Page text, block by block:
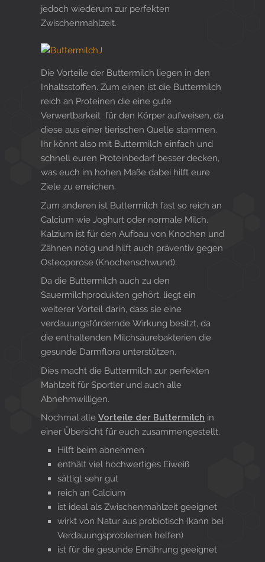
jedoch wiederum zur perfekten
Zwischenmahlzeit.
Die Vorteile der Buttermilch liegen in den
Inhaltsstoffen. Zum einen ist die Buttermilch
reich an Proteinen die eine gute
Verwertbarkeit für den Körper aufweisen, da
diese aus einer tierischen Quelle stammen.
Ihr könnt also mit Buttermilch einfach und
schnell euren Proteinbedarf besser decken,
was euch im hohen Maße dabei hilft eure
Ziele zu erreichen.
Zum anderen ist Buttermilch fast so reich an
Calcium wie Joghurt oder normale Milch.
Kalzium ist für den Aufbau von Knochen und
Zähnen nötig und hilft auch präventiv gegen
Osteoporose (Knochenschwund).
Da die Buttermilch auch zu den
Sauermilchprodukten gehört, liegt ein
weiterer Vorteil darin, dass sie eine
verdauungsfördernde Wirkung besitzt, da
die enthaltenden Milchsäurebakterien die
gesunde Darmflora unterstützen.
Dies macht die Buttermilch zur perfekten
Mahlzeit für Sportler und auch alle
Abnehmwilligen.
Nochmal alle Vorteile der Buttermilch in
einer Übersicht für euch zusammengestellt.
Hilft beim abnehmen
enthält viel hochwertiges Eiweiß
sättigt sehr gut
reich an Calcium
ist ideal als Zwischenmahlzeit geeignet
wirkt von Natur aus probiotisch (kann bei
Verdauungsproblemen helfen)
ist für die gesunde Ernährung geeignet